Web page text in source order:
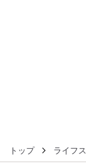
トップ ライフ